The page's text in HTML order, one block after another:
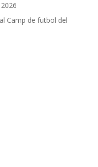
Camp de futbol del